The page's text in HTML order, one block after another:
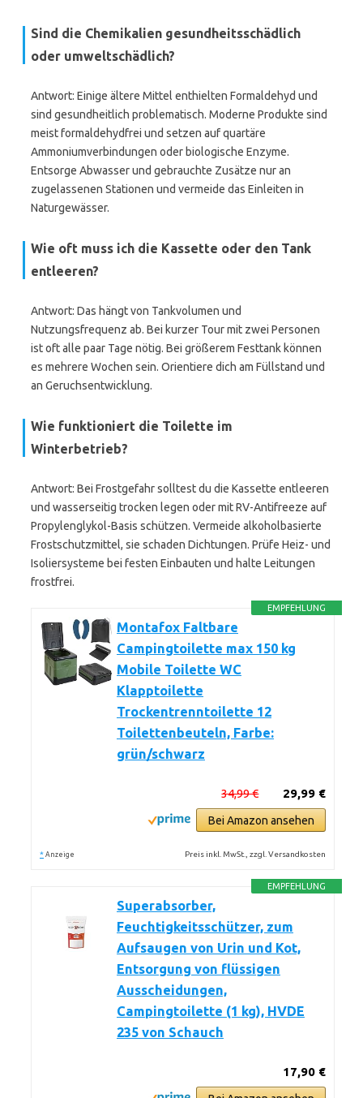
Sind die Chemikalien gesundheitsschädlich
oder umweltschädlich?
Antwort: Einige ältere Mittel enthielten Formaldehyd und
sind gesundheitlich problematisch. Moderne Produkte sind
meist formaldehydfrei und setzen auf quartäre
Ammoniumverbindungen oder biologische Enzyme.
Entsorge Abwasser und gebrauchte Zusätze nur an
zugelassenen Stationen und vermeide das Einleiten in
Naturgewässer.
Wie oft muss ich die Kassette oder den Tank
entleeren?
Antwort: Das hängt von Tankvolumen und
Nutzungsfrequenz ab. Bei kurzer Tour mit zwei Personen
ist oft alle paar Tage nötig. Bei größerem Festtank können
es mehrere Wochen sein. Orientiere dich am Füllstand und
an Geruchsentwicklung.
Wie funktioniert die Toilette im
Winterbetrieb?
Antwort: Bei Frostgefahr solltest du die Kassette entleeren
und wasserseitig trocken legen oder mit RV-Antifreeze auf
Propylenglykol-Basis schützen. Vermeide alkoholbasierte
Frostschutzmittel, sie schaden Dichtungen. Prüfe Heiz- und
Isoliersysteme bei festen Einbauten und halte Leitungen
frostfrei.
EMPFEHLUNG
Montafox Faltbare
Campingtoilette max 150 kg
Mobile Toilette WC
Klapptoilette
Trockentrenntoilette 12
Toilettenbeuteln, Farbe:
grün/schwarz
29,99 €
34,99 €
Bei Amazon ansehen
* Anzeige Preis inkl. MwSt., zzgl. Versandkosten
EMPFEHLUNG
Superabsorber,
Feuchtigkeitsschützer, zum
Aufsaugen von Urin und Kot,
Entsorgung von flüssigen
Ausscheidungen,
Campingtoilette (1 kg), HVDE
235 von Schauch
17,90 €